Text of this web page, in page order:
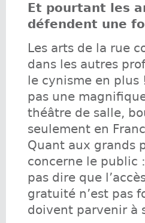
Et pourtant les
défendent une
Les arts de la rue
dans les autres
le cynisme en plus
pas une
théâtre de salle,
seulement en
Quant aux grands
concerne le public
pas dire que
gratuité n’est pas
doivent parvenir à